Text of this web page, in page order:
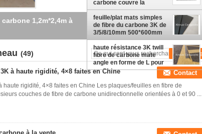
de feuille la taille
en stratifié
carbone couvre la
fabrication coupée de plat
de fibre de carbone en
Chine
feuille/plat mats simples
de fibre du carbone 3K de
3/5/8/10mm 500*600mm
avec degré +/--45 ou 0/90
haute résistance 3K twill
fibre de carbone mate
angle en forme de L pour
armure d'angle
(49)
à haute rigidité, 4×8 faites en Chine Contact
haute rigidité, 4×8 faites en Chine Les plaques/feuilles en fibre de
couches de fibre de carbone unidirectionnelle orientées à 0 et 90 ...